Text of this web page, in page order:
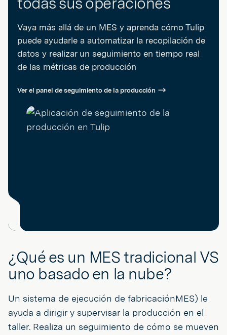
Vaya más allá de un MES y aprenda cómo Tulip
puede ayudarle a automatizar la recopilación de
datos y realizar un seguimiento en tiempo real
de las métricas de producción
Ver el panel de seguimiento de la producción
¿Qué es un MES tradicional VS
uno basado en la nube?
Un sistema de ejecución de fabricaciónMES) le
ayuda a dirigir y supervisar la producción en el
taller. Realiza un seguimiento de cómo se mueven